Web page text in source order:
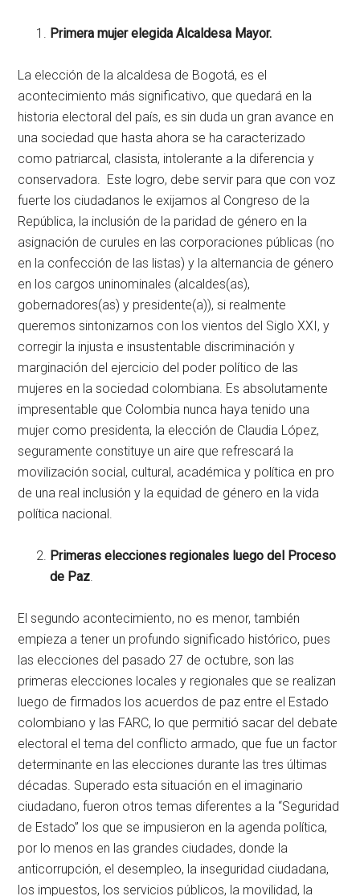
Primera mujer elegida Alcaldesa Mayor.
La elección de la alcaldesa de Bogotá, es el
acontecimiento más significativo, que quedará en la
historia electoral del país, es sin duda un gran avance en
una sociedad que hasta ahora se ha caracterizado
como patriarcal, clasista, intolerante a la diferencia y
conservadora. Este logro, debe servir para que con voz
fuerte los ciudadanos le exijamos al Congreso de la
República, la inclusión de la paridad de género en la
asignación de curules en las corporaciones públicas (no
en la confección de las listas) y la alternancia de género
en los cargos uninominales (alcaldes(as),
gobernadores(as) y presidente(a)), si realmente
queremos sintonizarnos con los vientos del Siglo XXI, y
corregir la injusta e insustentable discriminación y
marginación del ejercicio del poder político de las
mujeres en la sociedad colombiana. Es absolutamente
impresentable que Colombia nunca haya tenido una
mujer como presidenta, la elección de Claudia López,
seguramente constituye un aire que refrescará la
movilización social, cultural, académica y política en pro
de una real inclusión y la equidad de género en la vida
política nacional.
Primeras elecciones regionales luego del Proceso
de Paz
El segundo acontecimiento, no es menor, también
empieza a tener un profundo significado histórico, pues
las elecciones del pasado 27 de octubre, son las
primeras elecciones locales y regionales que se realizan
luego de firmados los acuerdos de paz entre el Estado
colombiano y las FARC, lo que permitió sacar del debate
electoral el tema del conflicto armado, que fue un factor
determinante en las elecciones durante las tres últimas
décadas. Superado esta situación en el imaginario
ciudadano, fueron otros temas diferentes a la “Seguridad
de Estado” los que se impusieron en la agenda política,
por lo menos en las grandes ciudades, donde la
anticorrupción, el desempleo, la inseguridad ciudadana,
los impuestos, los servicios públicos, la movilidad, la